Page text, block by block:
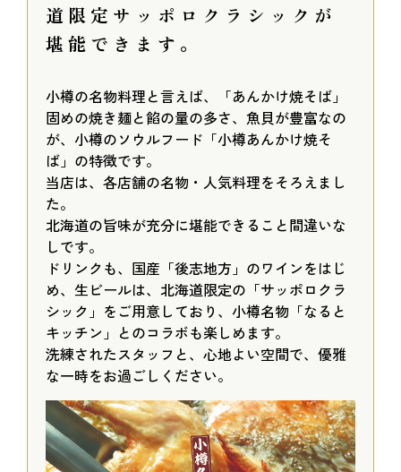
道限定サッポロクラシックが
堪能できます。
小樽の名物料理と言えば、「あんかけ焼そば」
固めの焼き麺と餡の量の多さ、魚貝が豊富なの
が、小樽のソウルフード「小樽あんかけ焼そ
ば」の特徴です。
当店は、各店舗の名物・人気料理をそろえまし
た。
北海道の旨味が充分に堪能できること間違いな
しです。
ドリンクも、国産「後志地方」のワインをはじ
め、生ビールは、北海道限定の「サッポロクラ
シック」をご用意しており、小樽名物「なると
キッチン」とのコラボも楽しめます。
洗練されたスタッフと、心地よい空間で、優雅
な一時をお過ごしください。